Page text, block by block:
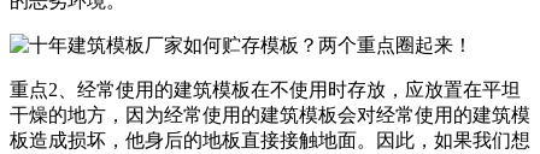
重点2、经常使用的建筑模板在不使用时存放，应放置在平坦
干燥的地方，因为经常使用的建筑模板会对经常使用的建筑模
板造成损坏，他身后的地板直接接触地面。因此，如果我们想